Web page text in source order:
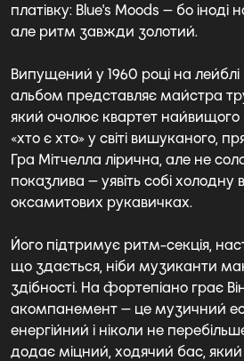
платівку: Blue's Moods — бо іноді
але ритм завжди золотий.
Випущений у 1960 році на лейблі
альбом представляє майстра
який очолює квартет
«хто є хто» у світі вишуканого,
Гра Мітчелла лірична, але не
показлива — уявіть собі холодну
оксамитових рукавичках.
Його підтримує ритм-секція,
що здається, ніби музиканти
здібності. На фортепіано грає
акомпанемент — це музичний
енергійний і ніколи не
додає міцний, ходячий бас,